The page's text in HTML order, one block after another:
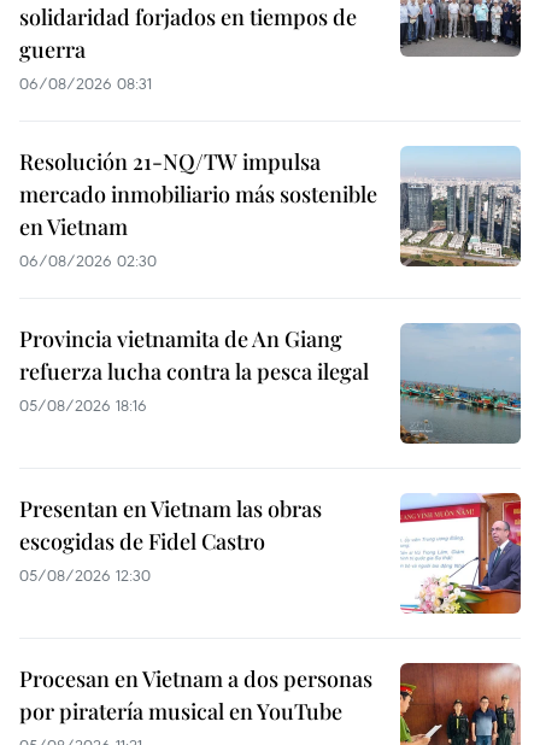
solidaridad forjados en tiempos de
guerra
06/08/2026 08:31
Resolución 21-NQ/TW impulsa
mercado inmobiliario más sostenible
en Vietnam
06/08/2026 02:30
Provincia vietnamita de An Giang
refuerza lucha contra la pesca ilegal
05/08/2026 18:16
Presentan en Vietnam las obras
escogidas de Fidel Castro
05/08/2026 12:30
Procesan en Vietnam a dos personas
por piratería musical en YouTube